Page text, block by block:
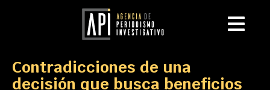
Contradicciones de una
decisión que busca beneficios